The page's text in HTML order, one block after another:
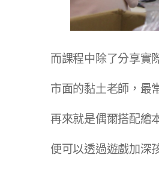
而課程中除了分享實
市面的黏土老師，最
再來就是偶爾搭配繪
便可以透過遊戲加深